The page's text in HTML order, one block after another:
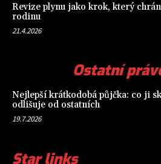
Revize plynu jako krok, který
rodinu
21.4.2026
Ostatní
Nejlepší krátkodobá půjčka: co ji
odlišuje od ostatních
19.7.2026
Star links